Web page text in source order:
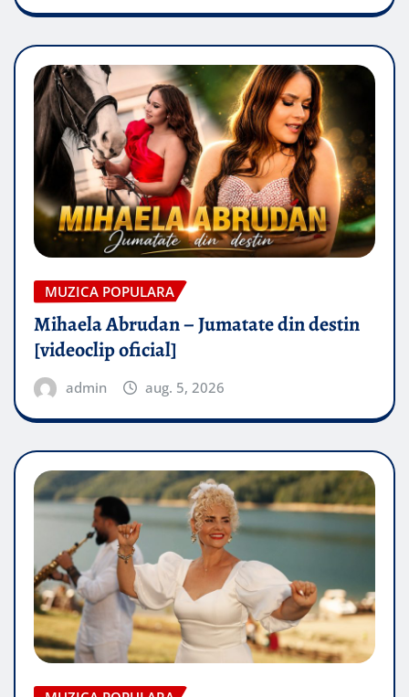
MUZICA POPULARA
Mihaela Abrudan – Jumatate din destin
[videoclip oficial]
admin aug. 5, 2026